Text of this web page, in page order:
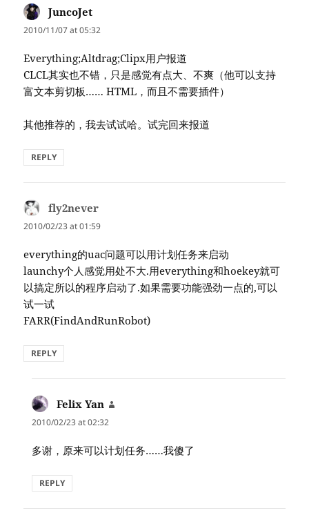
JuncoJet
2010/11/07 at 05:32
Everything;Altdrag;Clipx用户报道
CLCL其实也不错，只是感觉有点大、不爽（他可以支持
富文本剪切板…… HTML，而且不需要插件）
其他推荐的，我去试试哈。试完回来报道
REPLY
fly2never
2010/02/23 at 01:59
everything的uac问题可以用计划任务来启动
launchy个人感觉用处不大.用everything和hoekey就可
以搞定所以的程序启动了.如果需要功能强劲一点的,可以
试一试
FARR(FindAndRunRobot)
REPLY
Felix Yan
2010/02/23 at 02:32
多谢，原来可以计划任务……我傻了
REPLY